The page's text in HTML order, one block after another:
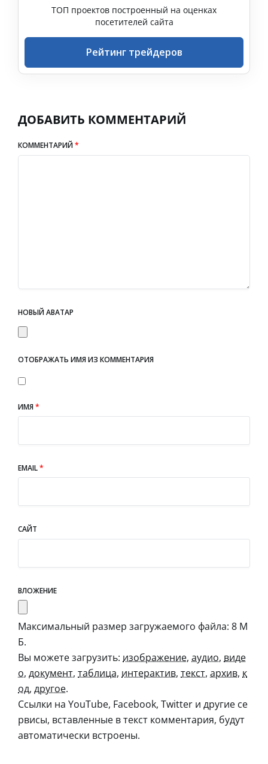
ТОП проектов построенный на оценках
посетителей сайта
Рейтинг трейдеров
ДОБАВИТЬ КОММЕНТАРИЙ
КОММЕНТАРИЙ*
НОВЫЙ АВАТАР
ОТОБРАЖАТЬ ИМЯ ИЗ КОММЕНТАРИЯ
ИМЯ*
EMAIL*
САЙТ
ВЛОЖЕНИЕ
Максимальный размер загружаемого файла: 8 М
Б.
Вы можете загрузить: изображение, аудио, виде
о, документ, таблица, интерактив, текст, архив, к
од, другое.
Ссылки на YouTube, Facebook, Twitter и другие се
рвисы, вставленные в текст комментария, будут
автоматически встроены.